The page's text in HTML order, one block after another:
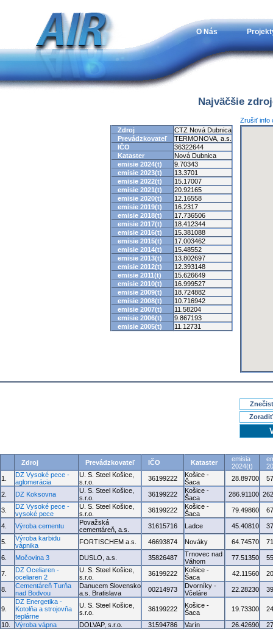
O Nás
Najväčšie
Zrušiť info
Zdroj
CTZ Nová Dubnica
Prevádzkovateľ
TERMONOVA, a.s.
IČO
36322644
Kataster
Nová Dubnica
emisie 2024(t)
9.70343
emisie 2023(t)
13.3701
emisie 2022(t)
15.17007
emisie 2021(t)
20.92165
emisie 2020(t)
12.16558
emisie 2019(t)
16.2317
emisie 2018(t)
17.736506
emisie 2017(t)
18.412344
emisie 2016(t)
15.381088
emisie 2015(t)
17.003462
emisie 2014(t)
15.48552
emisie 2013(t)
13.802697
emisie 2012(t)
12.393148
emisie 2011(t)
15.626649
emisie 2010(t)
16.999527
emisie 2009(t)
18.724882
emisie 2008(t)
10.716942
emisie 2007(t)
11.58204
emisie 2006(t)
9.867193
emisie 2005(t)
11.12731
Zdroj Prevádzkovateľ IČO Kataster
emisia
2024(t)
1.
DZ Vysoké pece -
aglomerácia
U. S. Steel Košice,
s.r.o.
36199222
Košice -
Šaca
28.89700
2. DZ Koksovna
U. S. Steel Košice,
s.r.o.
36199222
Košice -
Šaca
286.91100
3.
DZ Vysoké pece -
vysoké pece
U. S. Steel Košice,
s.r.o.
36199222
Košice -
Šaca
79.49860
4. Výroba cementu
Považská
cementáreň, a.s.
31615716 Ladce 45.40810
5.
Výroba karbidu
vápnika
FORTISCHEM a.s. 46693874 Nováky 64.74570
6. Močovina 3 DUSLO, a.s. 35826487
Trnovec nad
Váhom
77.51350
7.
DZ Oceliaren -
oceliaren 2
U. S. Steel Košice,
s.r.o.
36199222
Košice -
Šaca
42.11560
8.
Cementáreň Turňa
nad Bodvou
Danucem Slovensko
a.s. Bratislava
00214973
Dvorníky -
Včeláre
22.28230
9.
DZ Energetika -
Kotolňa a strojovňa
teplárne
U. S. Steel Košice,
s.r.o.
36199222
Košice -
Šaca
19.73300
10. Výroba vápna DOLVAP, s.r.o. 31594786 Varín 26.42690